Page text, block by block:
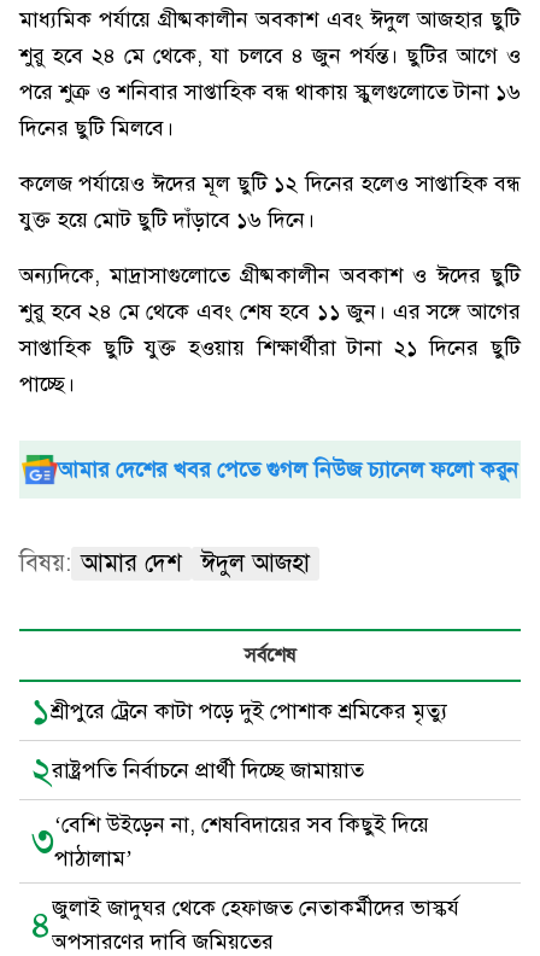
মাধ্যমিক পর্যায়ে গ্রীষ্মকালীন অবকাশ এবং ঈদুল আজহার ছুটি
শুরু হবে ২৪ মে থেকে, যা চলবে ৪ জুন পর্যন্ত। ছুটির আগে ও
পরে শুক্র ও শনিবার সাপ্তাহিক বন্ধ থাকায় স্কুলগুলোতে টানা ১৬
দিনের ছুটি মিলবে।
কলেজ পর্যায়েও ঈদের মূল ছুটি ১২ দিনের হলেও সাপ্তাহিক বন্ধ
যুক্ত হয়ে মোট ছুটি দাঁড়াবে ১৬ দিনে।
অন্যদিকে, মাদ্রাসাগুলোতে গ্রীষ্মকালীন অবকাশ ও ঈদের ছুটি
শুরু হবে ২৪ মে থেকে এবং শেষ হবে ১১ জুন। এর সঙ্গে আগের
সাপ্তাহিক ছুটি যুক্ত হওয়ায় শিক্ষার্থীরা টানা ২১ দিনের ছুটি
পাচ্ছে।
আমার দেশের খবর পেতে গুগল নিউজ চ্যানেল ফলো করুন
বিষয়: আমার দেশ ঈদুল আজহা
সর্বশেষ
১শ্রীপুরে ট্রেনে কাটা পড়ে দুই পোশাক শ্রমিকের মৃত্যু
২রাষ্ট্রপতি নির্বাচনে প্রার্থী দিচ্ছে জামায়াত
৩‘বেশি উইড়েন না, শেষবিদায়ের সব কিছুই দিয়ে
পাঠালাম’
৪জুলাই জাদুঘর থেকে হেফাজত নেতাকর্মীদের ভাস্কর্য
অপসারণের দাবি জমিয়তের